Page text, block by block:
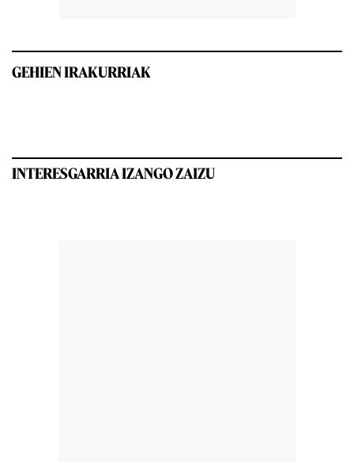
GEHIEN IRAKURRIAK
INTERESGARRIA IZANGO ZAIZU